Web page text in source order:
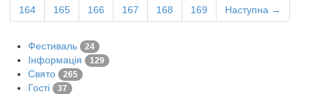
164 165 166 167 168 169 Наступна →
Фестиваль 24
Інформація 129
Свято 265
Гості 37